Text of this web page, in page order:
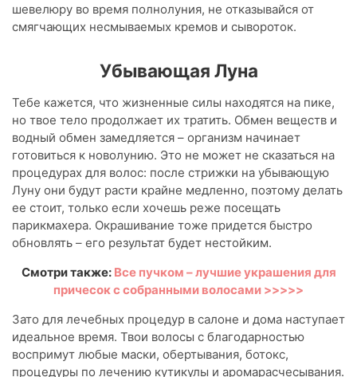
шевелюру во время полнолуния, не отказывайся от
смягчающих несмываемых кремов и сывороток.
Убывающая Луна
Тебе кажется, что жизненные силы находятся на пике,
но твое тело продолжает их тратить. Обмен веществ и
водный обмен замедляется – организм начинает
готовиться к новолунию. Это не может не сказаться на
процедурах для волос: после стрижки на убывающую
Луну они будут расти крайне медленно, поэтому делать
ее стоит, только если хочешь реже посещать
парикмахера. Окрашивание тоже придется быстро
обновлять – его результат будет нестойким.
Смотри также: Все пучком – лучшие украшения для
причесок с собранными волосами >>>>>
Зато для лечебных процедур в салоне и дома наступает
идеальное время. Твои волосы с благодарностью
воспримут любые маски, обертывания, ботокс,
процедуры по лечению кутикулы и аромарасчесывания.